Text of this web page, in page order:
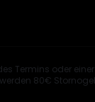
Termins oder
80€